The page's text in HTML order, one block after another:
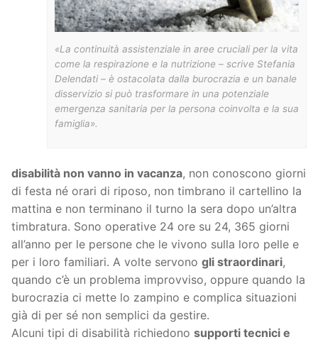
«La continuità assistenziale in aree cruciali per la vita
come la respirazione e la nutrizione – scrive Stefania
Delendati – è ostacolata dalla burocrazia e un banale
disservizio si può trasformare in una potenziale
emergenza sanitaria per la persona coinvolta e la sua
famiglia».
disabilità non vanno in vacanza, non conoscono giorni
di festa né orari di riposo, non timbrano il cartellino la
mattina e non terminano il turno la sera dopo un’altra
timbratura. Sono operative 24 ore su 24, 365 giorni
all’anno per le persone che le vivono sulla loro pelle e
per i loro familiari. A volte servono gli straordinari,
quando c’è un problema improvviso, oppure quando la
burocrazia ci mette lo zampino e complica situazioni
già di per sé non semplici da gestire.
Alcuni tipi di disabilità richiedono supporti tecnici e